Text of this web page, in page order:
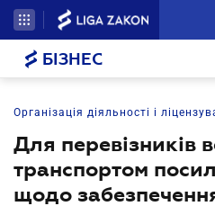
БІЗНЕС
Організація діяльності і
Для перевізників
транспортом
щодо